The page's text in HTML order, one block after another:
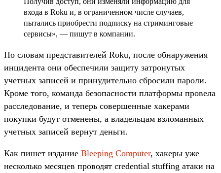
входа в Roku и, в ограниченном числе случаев,
пытались приобрести подписку на стриминговые
сервисы», — пишут в компании.
По словам представителей Roku, после обнаружения
инцидента они обеспечили защиту затронутых
учетных записей и принудительно сбросили пароли.
Кроме того, команда безопасности платформы провела
расследование, и теперь совершенные хакерами
покупки будут отменены, а владельцам взломанных
учетных записей вернут деньги.
Как пишет издание Bleeping Computer, хакеры уже
несколько месяцев проводят credential stuffing атаки на